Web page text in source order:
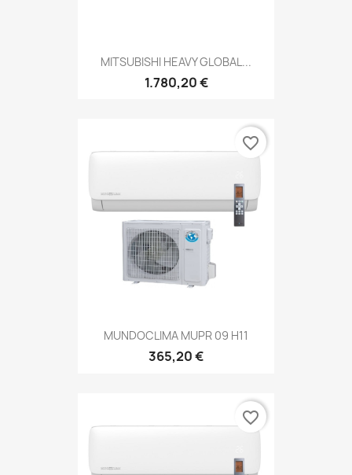
MITSUBISHI HEAVY GLOBAL...
1.780,20 €
MUNDOCLIMA MUPR 09 H11
365,20 €
favorite_border
favorite_border